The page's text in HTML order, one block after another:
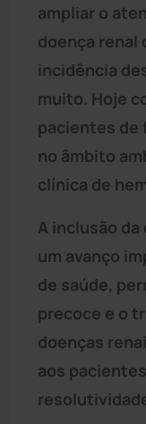
ampliar o
doença renal
incidência
muito. Hoje
pacientes de
no âmbito
clínica de
A inclusão
um avanço
de saúde,
precoce e o
doenças
aos